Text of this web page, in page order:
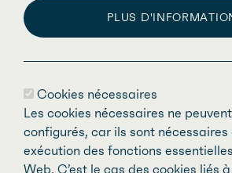
PLUS
Cookies nécessaires
Les cookies nécessaires ne
configurés, car ils sont nécessaires
exécution des fonctions
Web. C’est le cas des cookies liés
ou à éliminer des actes
inappropriés, rendus à des
responsabilité de voir au
des économies afin
l’accessibilité aux services et